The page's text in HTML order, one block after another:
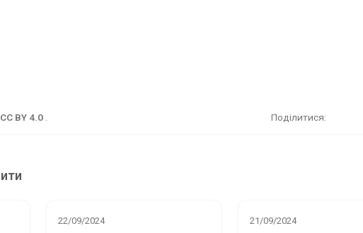
CC BY 4.0 . Поділитися
22/09/2024 21/09/2024